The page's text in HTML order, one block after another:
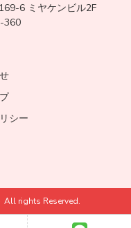
6 ミヤケンビル2F
360
シー
All rights Reserved.